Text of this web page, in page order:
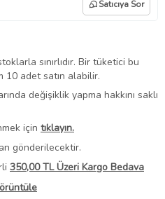
Satıcıya Sor
sınırlıdır. Bir tüketici bu
10 adet satın alabilir.
değişiklik yapma hakkını saklı
için tıklayın.
gönderilecektir.
350,00 TL Üzeri Kargo Bedava